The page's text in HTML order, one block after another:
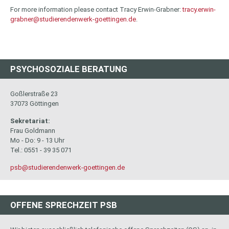
For more information please contact Tracy Erwin-Grabner:tracy.erwin-
grabner@studierendenwerk-goettingen.de.
PSYCHOSOZIALE BERATUNG
Goßlerstraße 23
37073 Göttingen
Sekretariat:
Frau Goldmann
Mo - Do: 9 - 13 Uhr
Tel.: 0551 - 39 35 071
psb@studierendenwerk-goettingen.de
OFFENE SPRECHZEIT PSB